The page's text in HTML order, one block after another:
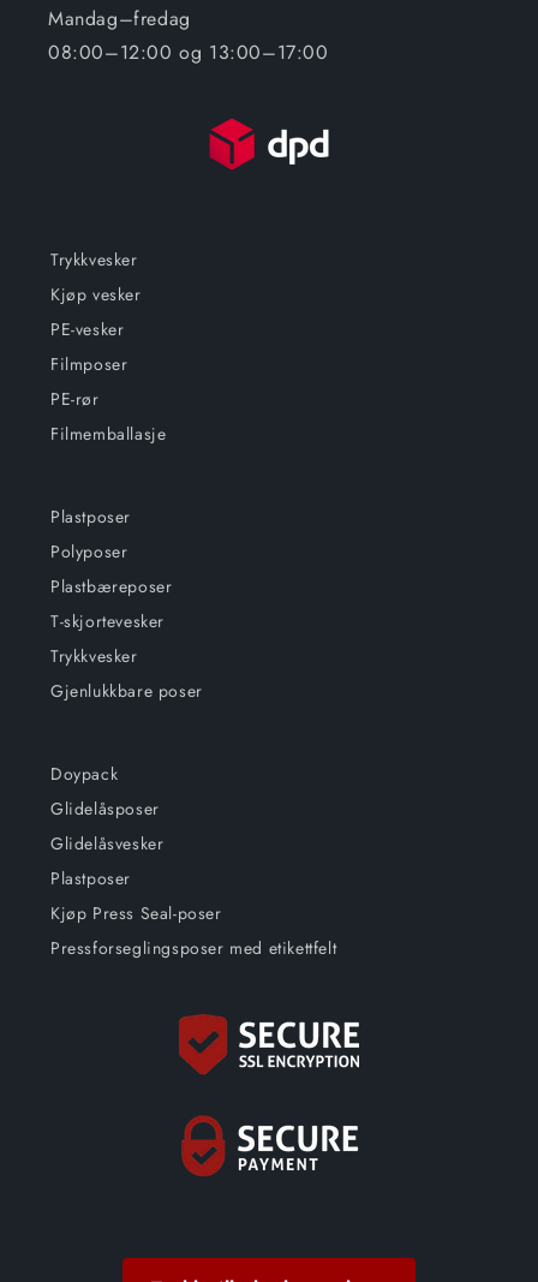
Mandag–fredag
08:00–12:00 og 13:00–17:00
Trykkvesker
Kjøp vesker
PE-vesker
Filmposer
PE-rør
Filmemballasje
Plastposer
Polyposer
Plastbæreposer
T-skjortevesker
Trykkvesker
Gjenlukkbare poser
Doypack
Glidelåsposer
Glidelåsvesker
Plastposer
Kjøp Press Seal-poser
Pressforseglingsposer med etikettfelt